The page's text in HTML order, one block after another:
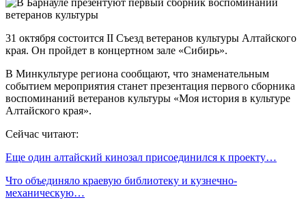
31 октября состоится II Съезд ветеранов культуры Алтайского
края. Он пройдет в концертном зале «Сибирь».
В Минкультуре региона сообщают, что знаменательным
событием мероприятия станет презентация первого сборника
воспоминаний ветеранов культуры «Моя история в культуре
Алтайского края».
Сейчас читают:
Еще один алтайский кинозал присоединился к проекту…
Что объединяло краевую библиотеку и кузнечно-
механическую…